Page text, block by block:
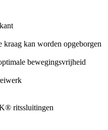
kraag kan worden opgeborgen
bewegingsvrijheid
ritssluitingen